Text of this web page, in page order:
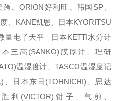
、ORION好利旺、韩国SP、
、KANE凯恩、日本KYORITSU
量电子天平 日本KETTI水分计
三高(SANKO)膜厚计、理研
温湿度计、TASCO温湿度记
日本东日(TOHNICHI)、思达
利(VICTOR)钳子、气剪、